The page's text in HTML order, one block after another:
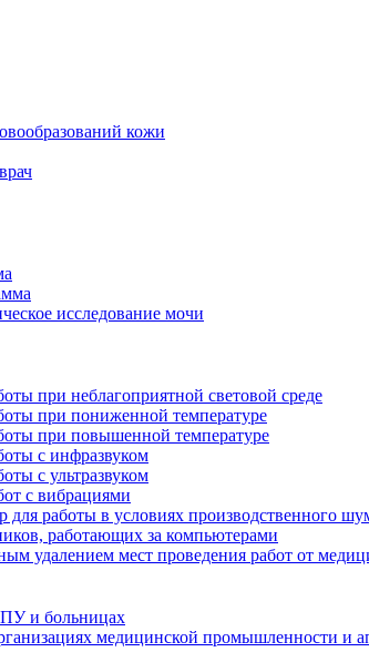
кожи
исследование мочи
при неблагоприятной световой среде
при пониженной температуре
при повышенной температуре
с инфразвуком
с ультразвуком
с вибрациями
работы в условиях производственного
работающих за компьютерами
удалением мест проведения работ от
и больницах
медицинской промышленности и